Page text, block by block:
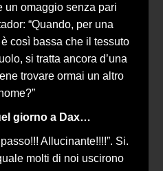
un omaggio senza pari
“Quando, per una
così bassa che il tessuto
si tratta ancora d’una
trovare ormai un altro
giorno a Dax…
Allucinante!!!!”. Si.
molti di noi uscirono